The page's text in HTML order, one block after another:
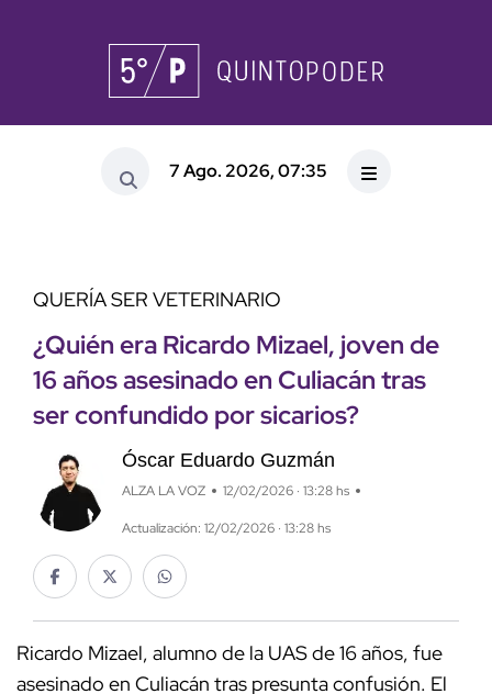
7 Ago. 2026, 07:35
QUERÍA SER VETERINARIO
¿Quién era Ricardo Mizael, joven de
16 años asesinado en Culiacán tras
ser confundido por sicarios?
Óscar Eduardo Guzmán
ALZA LA VOZ 12/02/2026 · 13:28 hs
Actualización: 12/02/2026 · 13:28 hs
Ricardo Mizael, alumno de la UAS de 16 años, fue
asesinado en Culiacán tras presunta confusión. El